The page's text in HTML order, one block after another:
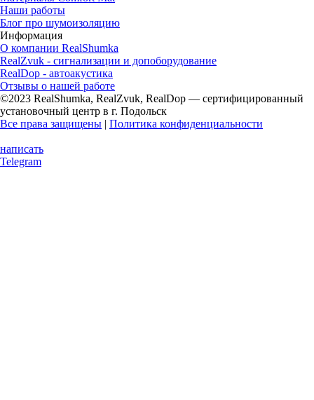
Наши работы
Блог про шумоизоляцию
Информация
О компании RealShumka
RealZvuk - сигнализации и допоборудование
RealDop - автоакустика
Отзывы о нашей работе
©2023 RealShumka, RealZvuk, RealDop — сертифицированный
установочный центр в г. Подольск
Все права защищены | Политика конфиденциальности
написать
Telegram